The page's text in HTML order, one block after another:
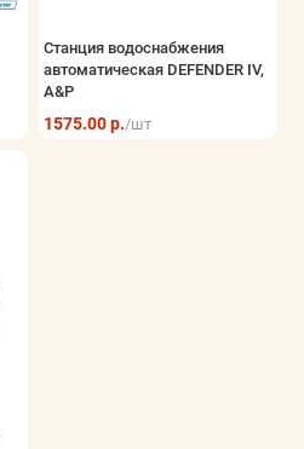
Станция водоснабжения
автоматическая DEFENDER IV,
A&P
1575.00 р./шт